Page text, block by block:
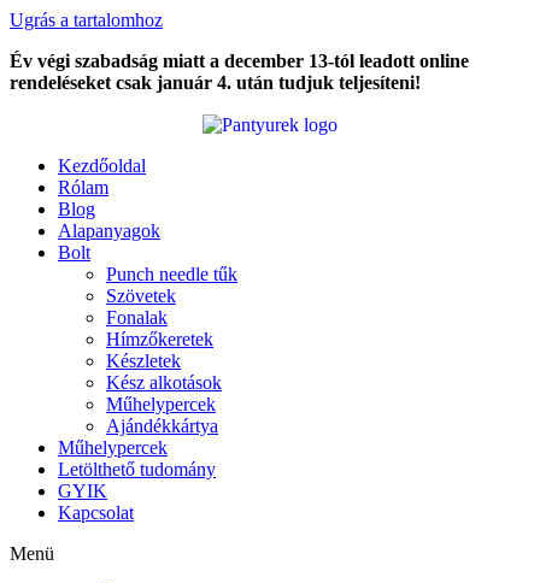
Ugrás a tartalomhoz
Év végi szabadság miatt a december 13-tól leadott online
rendeléseket csak január 4. után tudjuk teljesíteni!
Kezdőoldal
Rólam
Blog
Alapanyagok
Bolt
Punch needle tűk
Szövetek
Fonalak
Hímzőkeretek
Készletek
Kész alkotások
Műhelypercek
Ajándékkártya
Műhelypercek
Letölthető tudomány
GYIK
Kapcsolat
Menü